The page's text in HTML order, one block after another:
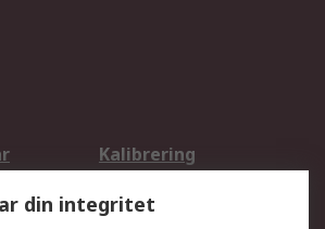
Kalibrering
Teknisk Support
din integritet